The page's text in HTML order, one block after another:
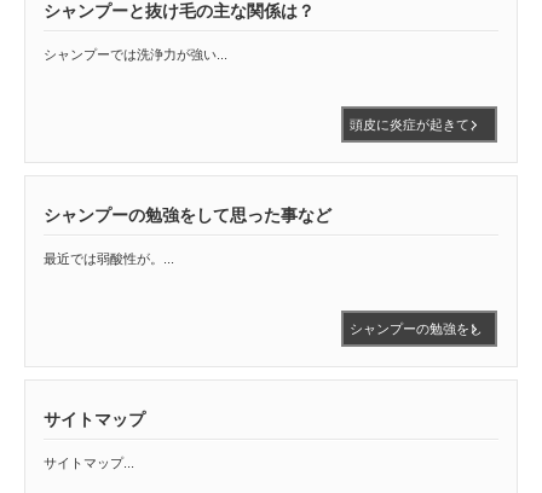
シャンプーと抜け毛の主な関係は？
シャンプーでは洗浄力が強い...
頭皮に炎症が起きて、
シャンプーの勉強をして思った事など
最近では弱酸性が。...
シャンプーの勉強をし
サイトマップ
サイトマップ...